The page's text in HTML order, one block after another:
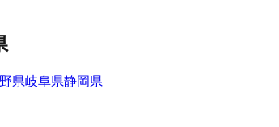
県岐阜県静岡県